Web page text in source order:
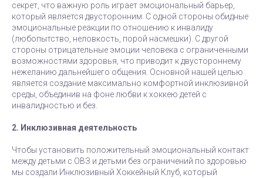
секрет, что важную роль играет эмоциональный барьер,
который является двусторонним. С одной стороны обидные
эмоциональные реакции по отношению к инвалиду
(любопытство, неловкость, порой насмешки). С другой
стороны отрицательные эмоции человека с ограниченными
возможностями здоровья, что приводит к двустороннему
нежеланию дальнейшего общения. Основной нашей целью
является создание максимально комфортной инклюзивной
среды, объединив на фоне любви к хоккею детей с
инвалидностью и без.
2. Инклюзивная деятельность
Чтобы установить положительный эмоциональный контакт
между детьми с ОВЗ и детьми без ограничений по здоровью
мы создали Инклюзивный Хоккейный Клуб, который